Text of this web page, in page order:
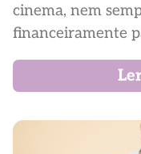
cinema, nem
financeiramente